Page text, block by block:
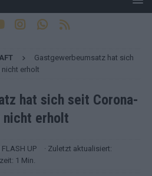
Gastgewerbeumsatz hat sich
erholt
hat sich seit Corona-
nicht erholt
UP
· Zuletzt aktualisiert:
1 Min.